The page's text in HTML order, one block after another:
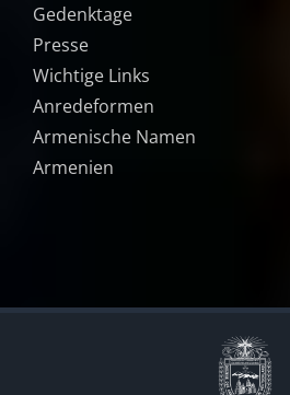
Gedenktage
Presse
Wichtige Links
Anredeformen
Armenische Namen
Armenien